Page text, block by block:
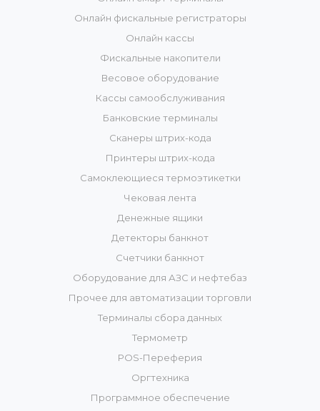
Онлайн фискальные регистраторы
Онлайн кассы
Фискальные накопители
Весовое оборудование
Кассы самообслуживания
Банковские терминалы
Сканеры штрих-кода
Принтеры штрих-кода
Самоклеющиеся термоэтикетки
Чековая лента
Денежные ящики
Детекторы банкнот
Счетчики банкнот
Оборудование для АЗС и нефтебаз
Прочее для автоматизации торговли
Терминалы сбора данных
Термометр
POS-Переферия
Оргтехника
Программное обеспечение